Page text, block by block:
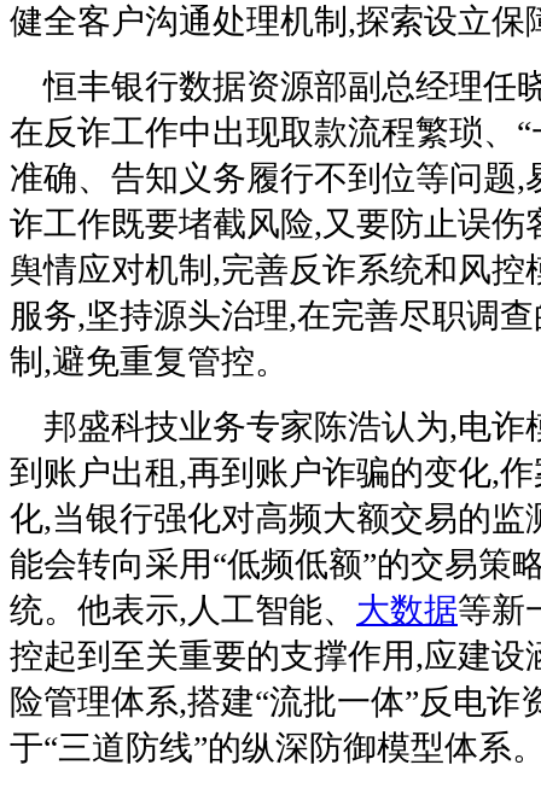
健全客户沟通处理机制,探索设立保
恒丰银行数据资源部副总经理任
在反诈工作中出现取款流程繁琐、
准确、告知义务履行不到位等问题,
诈工作既要堵截风险,又要防止误伤
舆情应对机制,完善反诈系统和风控
服务,坚持源头治理,在完善尽职调
制,避免重复管控。
邦盛科技业务专家陈浩认为,电诈
到账户出租,再到账户诈骗的变化,
化,当银行强化对高频大额交易的监
能会转向采用“低频低额”的交易策
统。他表示,人工智能、 大数据等新
控起到至关重要的支撑作用,应建设
险管理体系,搭建“流批一体”反电诈
于“三道防线”的纵深防御模型体系